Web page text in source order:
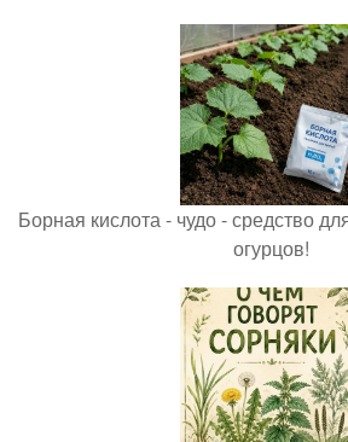
Борная кислота - чудо - средство
огурцов!